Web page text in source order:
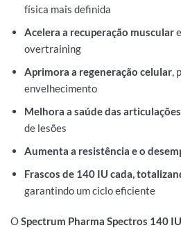
física mais definida
Acelera a recuperação muscular
overtraining
Aprimora a regeneração celular,
envelhecimento
Melhora a saúde das
de lesões
Aumenta a resistência e o
Frascos de 140 IU cada,
garantindo um ciclo eficiente
OSpectrum Pharma Spectros 140 IU